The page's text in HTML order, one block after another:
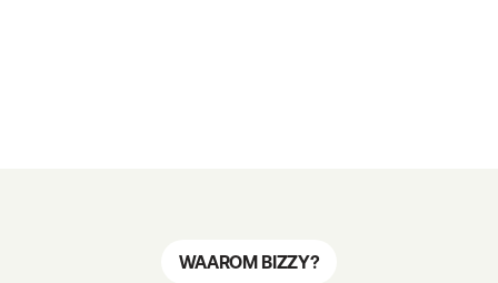
WAAROM BIZZY?